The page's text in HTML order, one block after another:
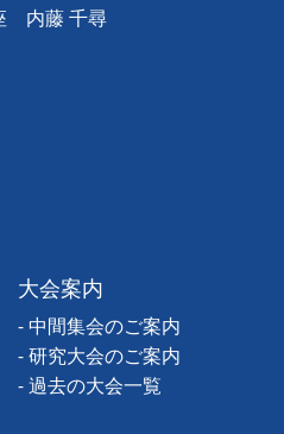
内藤 千尋
大会案内
- 中間集会のご案内
- 研究大会のご案内
- 過去の大会一覧